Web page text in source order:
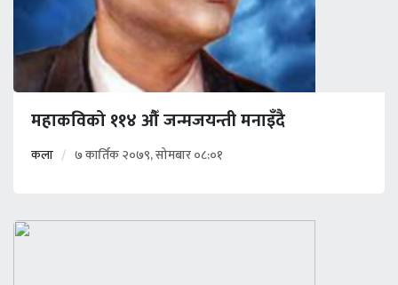
महाकविको ११४ औँ जन्मजयन्ती मनाइँदै
कला ७ कार्तिक २०७९, सोमबार ०८:०१